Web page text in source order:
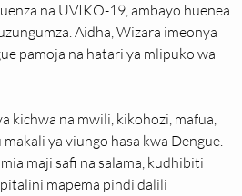
na UVIKO-19, ambayo huenea
Aidha, Wizara imeonya
pamoja na hatari ya mlipuko wa
kichwa na mwili, kikohozi, mafua,
ya viungo hasa kwa Dengue.
maji safi na salama, kudhibiti
mapema pindi dalili